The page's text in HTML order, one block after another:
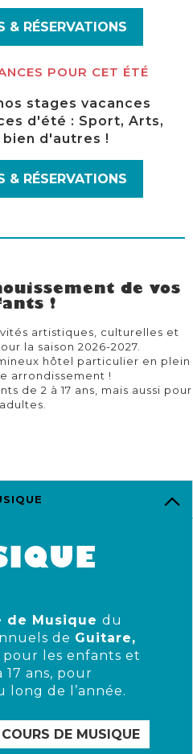
& RÉSERVATIONS
POUR CET ÉTÉ
stages vacances
d'été : Sport, Arts,
d'autres !
& RÉSERVATIONS
de vos
!
artistiques, culturelles et
la saison 2026-2027.
hôtel particulier en plein
arrondissement !
de 2 à 17 ans, mais aussi pour
de Musique du
de Guitare,
pour les enfants et
17 ans, pour
long de l’année.
DE MUSIQUE